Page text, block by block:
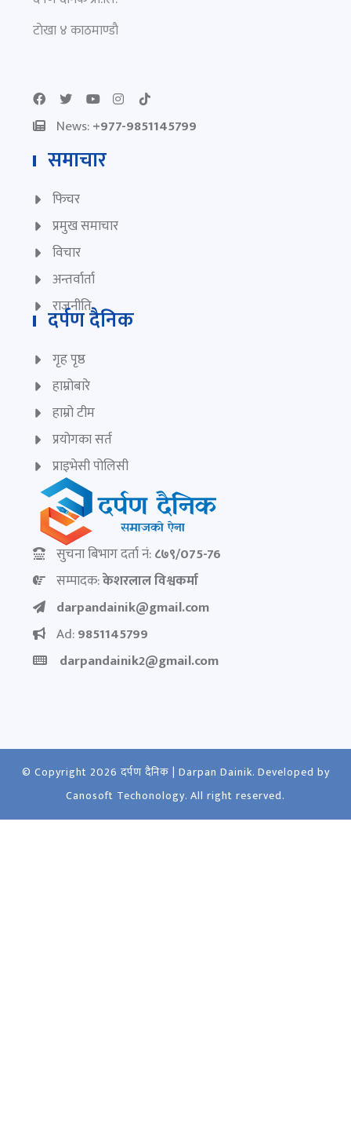
टाेखा ४ काठमाण्डाै
News:+977-9851145799
समाचार
फिचर
प्रमुख समाचार
विचार
अन्तर्वार्ता
राजनीति
दर्पण दैनिक
गृह पृष्ठ
हाम्रोबारे
हाम्रो टीम
प्रयोगका सर्त
प्राइभेसी पोलिसी
सुचना बिभाग दर्ता नं:८७९/075-76
सम्पादक:केशरलाल विश्वकर्मा
darpandainik@gmail.com
Ad:9851145799
darpandainik2@gmail.com
© Copyright 2026 दर्पण दैनिक | Darpan Dainik. Developed by
Canosoft Techonology. All right reserved.